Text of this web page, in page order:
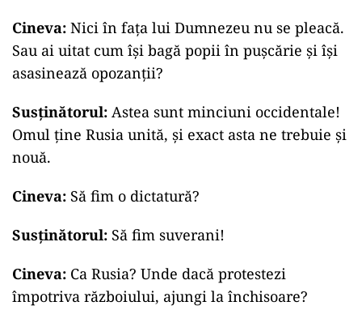
Cineva: Nici în fața lui Dumnezeu nu se pleacă.
Sau ai uitat cum își bagă popii în pușcărie și își
asasinează opozanții?
Susținătorul: Astea sunt minciuni occidentale!
Omul ține Rusia unită, și exact asta ne trebuie și
nouă.
Cineva: Să fim o dictatură?
Susținătorul: Să fim suverani!
Cineva: Ca Rusia? Unde dacă protestezi
împotriva războiului, ajungi la închisoare?